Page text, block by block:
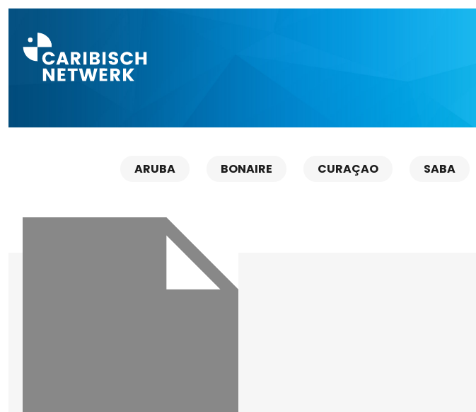
ARUBA BONAIRE CURAÇAO SABA